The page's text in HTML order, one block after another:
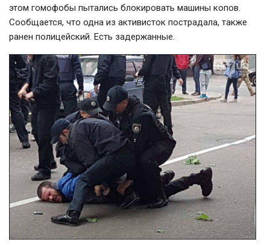
этом гомофобы пытались блокировать машины копов.
Сообщается, что одна из активисток пострадала, также
ранен полицейский. Есть задержанные.